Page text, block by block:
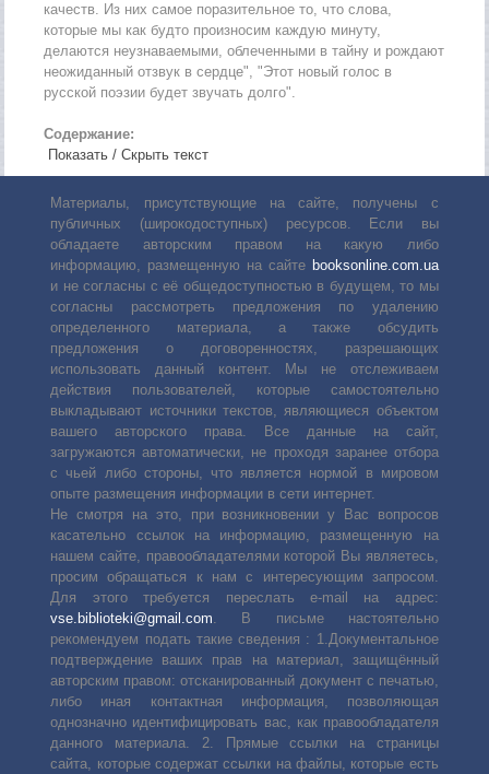
14
15
16
17
качеств. Из них самое поразительное то, что слова,
которые мы как будто произносим каждую минуту,
делаются неузнаваемыми, облеченными в тайну и рождают
неожиданный отзвук в сердце", "Этот новый голос в
русской поэзии будет звучать долго".
Содержание:
Показать / Скрыть текст
Материалы, присутствующие на сайте, получены с
публичных (широкодоступных) ресурсов. Если вы
обладаете авторским правом на какую либо
информацию, размещенную на сайте booksonline.com.ua
и не согласны с её общедоступностью в будущем, то мы
согласны рассмотреть предложения по удалению
определенного материала, а также обсудить
предложения о договоренностях, разрешающих
использовать данный контент. Мы не отслеживаем
действия пользователей, которые самостоятельно
выкладывают источники текстов, являющиеся объектом
вашего авторского права. Все данные на сайт,
загружаются автоматически, не проходя заранее отбора
с чьей либо стороны, что является нормой в мировом
опыте размещения информации в сети интернет.
Не смотря на это, при возникновении у Вас вопросов
касательно ссылок на информацию, размещенную на
нашем сайте, правообладателями которой Вы являетесь,
просим обращаться к нам с интересующим запросом.
Для этого требуется переслать е-mail на адрес:
vse.biblioteki@gmail.com. В письме настоятельно
рекомендуем подать такие сведения : 1.Документальное
подтверждение ваших прав на материал, защищённый
авторским правом: отсканированный документ с печатью,
либо иная контактная информация, позволяющая
однозначно идентифицировать вас, как правообладателя
данного материала. 2. Прямые ссылки на страницы
сайта, которые содержат ссылки на файлы, которые есть